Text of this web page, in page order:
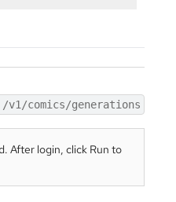
/v1/comics/generations
After login, click Run to